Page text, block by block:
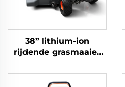
38” lithium-ion
rijdende grasmaaier